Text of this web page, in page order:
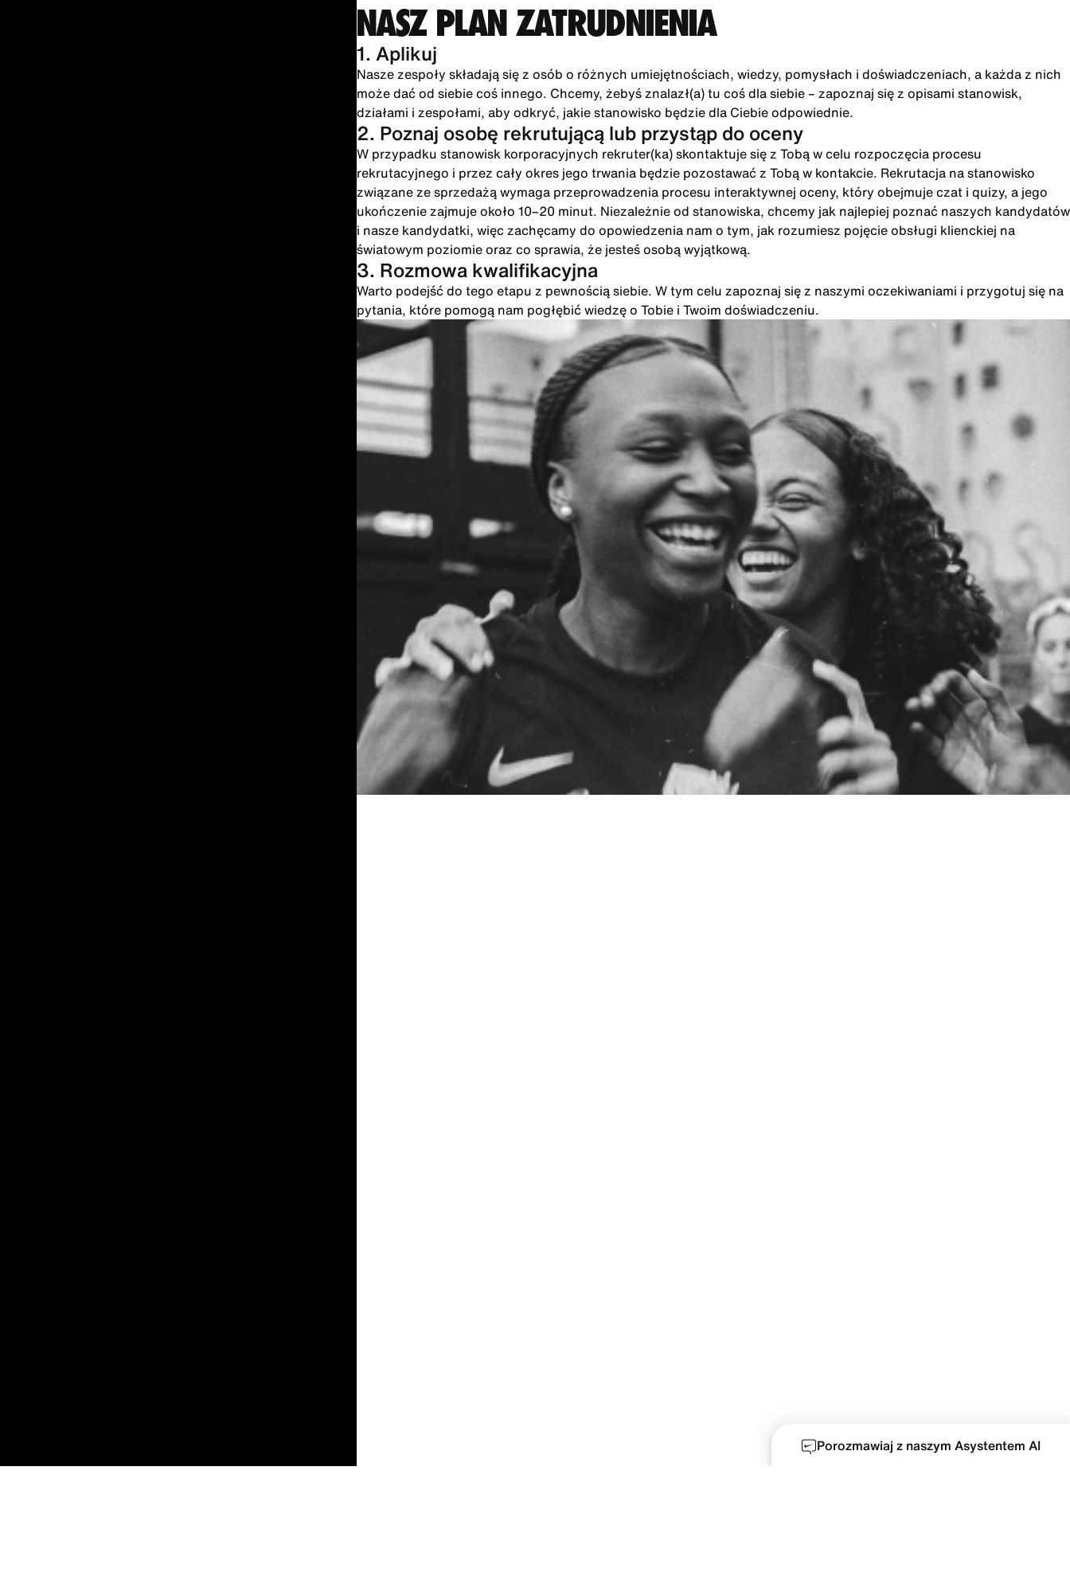
NASZ PLAN ZATRUDNIENIA
1. Aplikuj
Nasze zespoły składają się z osób o różnych umiejętnościach, wiedzy, pomysłach i doświadczeniach, a każda z nich
może dać od siebie coś innego. Chcemy, żebyś znalazł(a) tu coś dla siebie – zapoznaj się z opisami stanowisk,
działami i zespołami, aby odkryć, jakie stanowisko będzie dla Ciebie odpowiednie.
2. Poznaj osobę rekrutującą lub przystąp do oceny
W przypadku stanowisk korporacyjnych rekruter(ka) skontaktuje się z Tobą w celu rozpoczęcia procesu
rekrutacyjnego i przez cały okres jego trwania będzie pozostawać z Tobą w kontakcie. Rekrutacja na stanowisko
związane ze sprzedażą wymaga przeprowadzenia procesu interaktywnej oceny, który obejmuje czat i quizy, a jego
ukończenie zajmuje około 10–20 minut. Niezależnie od stanowiska, chcemy jak najlepiej poznać naszych kandydatów
i nasze kandydatki, więc zachęcamy do opowiedzenia nam o tym, jak rozumiesz pojęcie obsługi klienckiej na
światowym poziomie oraz co sprawia, że jesteś osobą wyjątkową.
3. Rozmowa kwalifikacyjna
Warto podejść do tego etapu z pewnością siebie. W tym celu zapoznaj się z naszymi oczekiwaniami i przygotuj się na
pytania, które pomogą nam pogłębić wiedzę o Tobie i Twoim doświadczeniu.
Porozmawiaj z naszym Asystentem AI